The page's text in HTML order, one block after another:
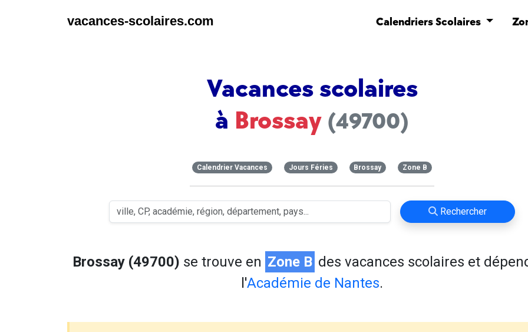
vacances-scolaires.com Calendriers Scolaires
Vacances scolaires
à Brossay (49700)
Calendrier Vacances Jours Féries Brossay Zone B
Rechercher
Brossay (49700) se trouve en Zone B des vacances scolaires et
l'Académie de Nantes.